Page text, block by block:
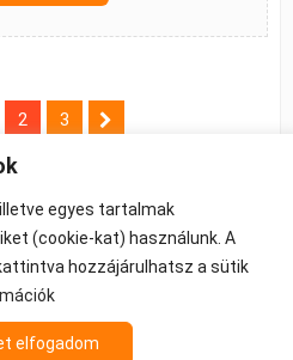
2 3
-Cookie beállítások
- FPV felszerelés
ÁFA-t tartalmaznak.
egyes tartalmak
(cookie-kat) használunk. A
hozzájárulhatsz a sütik
elfogadom